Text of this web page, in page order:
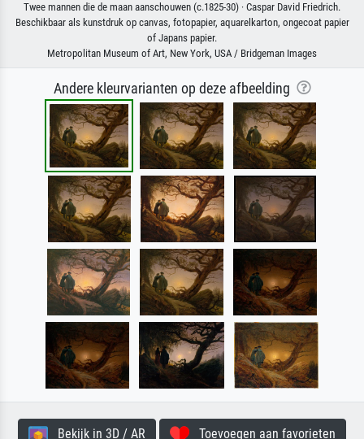
Twee mannen die de maan aanschouwen (c.1825-30) · Caspar David Friedrich.
Beschikbaar als kunstdruk op canvas, fotopapier, aquarelkarton, ongecoat papier
of Japans papier.
Metropolitan Museum of Art, New York, USA / Bridgeman Images
Andere kleurvarianten op deze afbeelding
Bekijk in 3D / AR Toevoegen aan favorieten